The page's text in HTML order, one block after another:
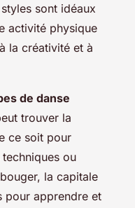
sont idéaux
activité physique
la créativité et à
de danse
trouver la
ce soit pour
ou
la capitale
pour apprendre et